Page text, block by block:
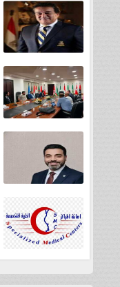
”مستشفيات...